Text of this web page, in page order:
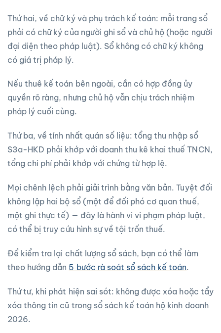
Thứ hai, về chữ ký và phụ trách kế toán: mỗi trang sổ
phải có chữ ký của người ghi sổ và chủ hộ (hoặc người
đại diện theo pháp luật). Sổ không có chữ ký không
có giá trị pháp lý.
Nếu thuê kế toán bên ngoài, cần có hợp đồng ủy
quyền rõ ràng, nhưng chủ hộ vẫn chịu trách nhiệm
pháp lý cuối cùng.
Thứ ba, về tính nhất quán số liệu: tổng thu nhập sổ
S3a-HKD phải khớp với doanh thu kê khai thuế TNCN,
tổng chi phí phải khớp với chứng từ hợp lệ.
Mọi chênh lệch phải giải trình bằng văn bản. Tuyệt đối
không lập hai bộ sổ (một để đối phó cơ quan thuế,
một ghi thực tế) — đây là hành vi vi phạm pháp luật,
có thể bị truy cứu hình sự về tội trốn thuế.
Để kiểm tra lại chất lượng sổ sách, bạn có thể làm
theo hướng dẫn 5 bước rà soát sổ sách kế toán.
Thứ tư, khi phát hiện sai sót: không được xóa hoặc tẩy
xóa thông tin cũ trong sổ sách kế toán hộ kinh doanh
2026.